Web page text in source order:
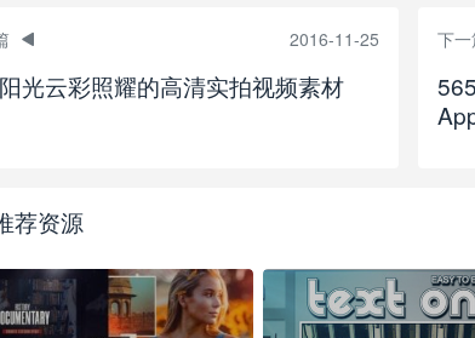
2016-11-25
光云彩照耀的高清实拍视频素材
下一
荐资源